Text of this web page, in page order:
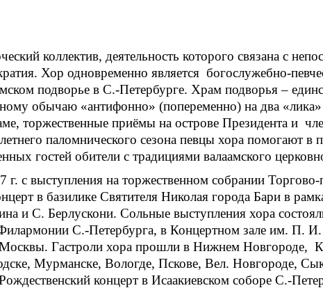
коллектив, деятельность которого связана с
Хор одновременно является богослужебно-
подворье в С.-Петербурге. Храм подворья –
обычаю «антифонно» (попеременно) на два
торжественные приёмы на острове Президента и
паломнического сезона певцы хора помогают
гостей обители с традициями валаамского
г. с выступления на торжественном собрании
в базилике Святителя Николая города Бари в
и С. Берлускони. Сольные выступления хора
С.-Петербурга, в Концертном зале им. П.
Гастроли хора прошли в Нижнем Новгороде,
Мурманске, Вологде, Пскове, Вел. Новгороде,
концерт в Исаакиевском соборе С.-